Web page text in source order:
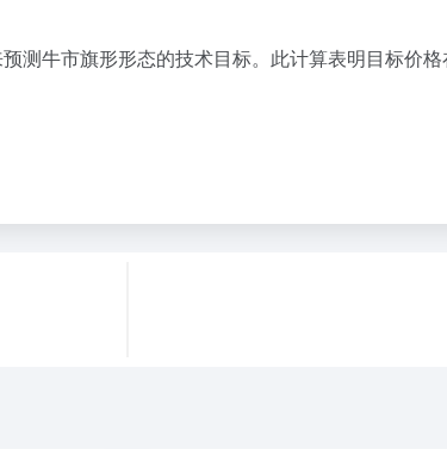
牛市旗形形态的技术目标。此计算表明目标价格